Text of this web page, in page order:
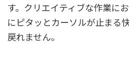
す。クリエイティブな作業に
にピタッとカーソルが止まる
戻れません。